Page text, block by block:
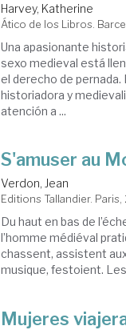
Harvey, Katherine
Ático de los Libros.
Una apasionante
sexo medieval está
el derecho de pernada.
historiadora y
atención a ...
S'amuser au
Verdon, Jean
Editions Tallandier.
Du haut en bas de
l’homme médiéval
chassent, assistent
musique, festoient.
Mujeres